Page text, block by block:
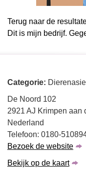
Terug naar de
Dit is mijn bedrijf.
Categorie: Dierenasiel
De Noord 102
2921 AJ Krimpen aan
Nederland
Telefoon: 0180-
Bezoek de website
Bekijk op de kaart